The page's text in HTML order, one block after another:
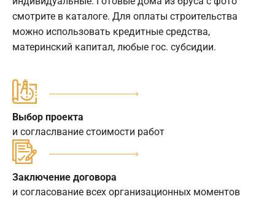
смотрите в каталоге. Для оплаты строительства
можно использовать кредитные средства,
материнский капитал, любые гос. субсидии.
Выбор проекта
и согласлвание стоимости работ
Заключение договора
и согласование всех организационных моментов